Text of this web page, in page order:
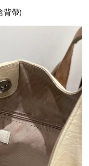
背帶)